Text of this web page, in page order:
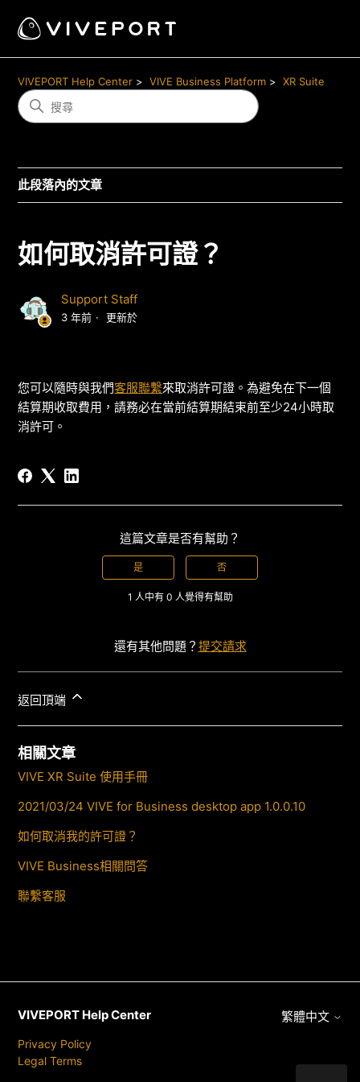
VIVEPORT Help Center VIVE Business Platform XR Suite
此段落內的文章
如何取消許可證？
Support Staff
3 年前 更新於
您可以隨時與我們客服聯繫來取消許可證。為避免在下一個
結算期收取費用，請務必在當前結算期結束前至少24小時取
消許可。
這篇文章是否有幫助？
是 否
1 人中有 0 人覺得有幫助
還有其他問題？ 提交請求
返回頂端
相關文章
VIVE XR Suite 使用手冊
2021/03/24 VIVE for Business desktop app 1.0.0.10
如何取消我的許可證？
VIVE Business相關問答
聯繫客服
VIVEPORT Help Center
Privacy Policy
Legal Terms
繁體中文